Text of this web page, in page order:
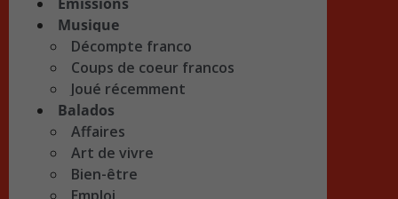
Musique
Décompte franco
Coups de coeur francos
Joué récemment
Balados
Affaires
Art de vivre
Bien-être